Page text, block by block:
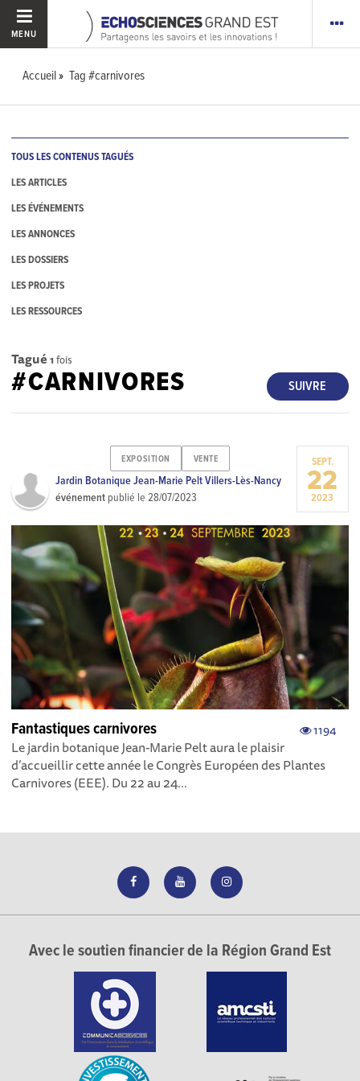
MENU
Accueil Tag #carnivores
TOUS LES CONTENUS TAGUÉS
LES ARTICLES
LES ÉVÉNEMENTS
LES ANNONCES
LES DOSSIERS
LES PROJETS
LES RESSOURCES
Tagué 1 fois
SUIVRE
#CARNIVORES
EXPOSITION VENTE
Jardin Botanique Jean-Marie Pelt Villers-Lès-Nancy
événement publié le28/07/2023
SEPT.
22
2023
1194
Fantastiques carnivores
Le jardin botanique Jean-Marie Pelt aura le plaisir
d’accueillir cette année le Congrès Européen des Plantes
Carnivores (EEE). Du 22 au 24...
Avec le soutien financier de la Région Grand Est